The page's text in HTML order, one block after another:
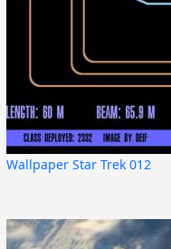
Wallpaper Star Trek 012